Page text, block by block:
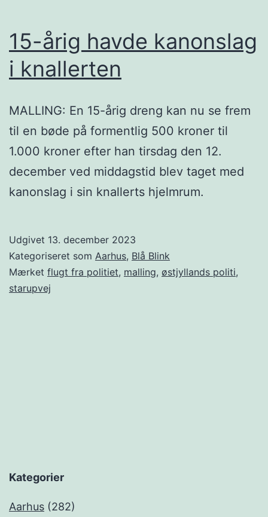
15-årig havde kanonslag
i knallerten
MALLING: En 15-årig dreng kan nu se frem
til en bøde på formentlig 500 kroner til
1.000 kroner efter han tirsdag den 12.
december ved middagstid blev taget med
kanonslag i sin knallerts hjelmrum.
Udgivet 13. december 2023
Kategoriseret som Aarhus, Blå Blink
Mærket flugt fra politiet, malling, østjyllands politi,
starupvej
Kategorier
Aarhus (282)